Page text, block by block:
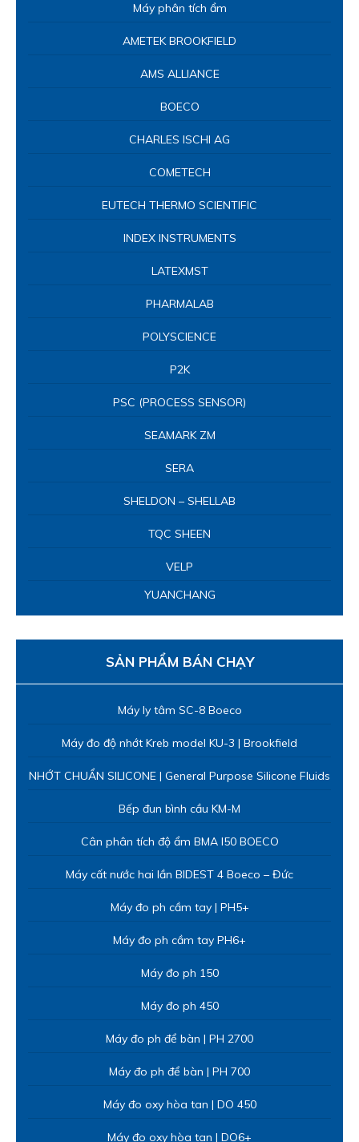
Máy phân tích ẩm
AMETEK BROOKFIELD
AMS ALLIANCE
BOECO
CHARLES ISCHI AG
COMETECH
EUTECH THERMO SCIENTIFIC
INDEX INSTRUMENTS
LATEXMST
PHARMALAB
POLYSCIENCE
P2K
PSC (PROCESS SENSOR)
SEAMARK ZM
SERA
SHELDON – SHELLAB
TQC SHEEN
VELP
YUANCHANG
SẢN PHẨM BÁN CHẠY
Máy ly tâm SC-8 Boeco
Máy đo độ nhớt Kreb model KU-3 | Brookfield
NHỚT CHUẨN SILICONE | General Purpose Silicone Fluids
Bếp đun bình cầu KM-M
Cân phân tích độ ẩm BMA I50 BOECO
Máy cất nước hai lần BIDEST 4 Boeco – Đức
Máy đo ph cầm tay | PH5+
Máy đo ph cầm tay PH6+
Máy đo ph 150
Máy đo ph 450
Máy đo ph để bàn | PH 2700
Máy đo ph để bàn | PH 700
Máy đo oxy hòa tan | DO 450
Máy đo oxy hòa tan | DO6+